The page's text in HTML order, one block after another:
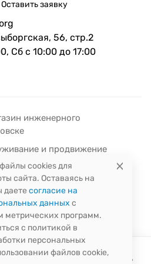
пищу в посуде
деревянной или
в духовку.
водой.
Оставить заявку
56, стр.2
Сб с 10:00 до 17:00
инженерного
и продвижение
cookies для
сайта. Оставаясь на
даете согласие на
данных с
метрических программ.
с политикой в
персональных
файлов cookie,